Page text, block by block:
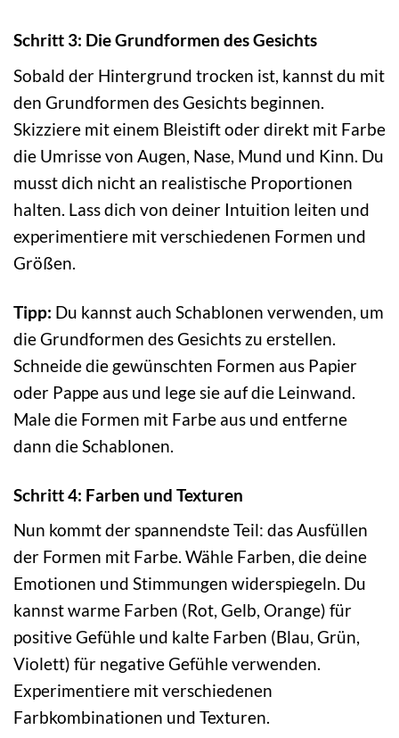
Schritt 3: Die Grundformen des Gesichts
Sobald der Hintergrund trocken ist, kannst du mit
den Grundformen des Gesichts beginnen.
Skizziere mit einem Bleistift oder direkt mit Farbe
die Umrisse von Augen, Nase, Mund und Kinn. Du
musst dich nicht an realistische Proportionen
halten. Lass dich von deiner Intuition leiten und
experimentiere mit verschiedenen Formen und
Größen.
Tipp: Du kannst auch Schablonen verwenden, um
die Grundformen des Gesichts zu erstellen.
Schneide die gewünschten Formen aus Papier
oder Pappe aus und lege sie auf die Leinwand.
Male die Formen mit Farbe aus und entferne
dann die Schablonen.
Schritt 4: Farben und Texturen
Nun kommt der spannendste Teil: das Ausfüllen
der Formen mit Farbe. Wähle Farben, die deine
Emotionen und Stimmungen widerspiegeln. Du
kannst warme Farben (Rot, Gelb, Orange) für
positive Gefühle und kalte Farben (Blau, Grün,
Violett) für negative Gefühle verwenden.
Experimentiere mit verschiedenen
Farbkombinationen und Texturen.